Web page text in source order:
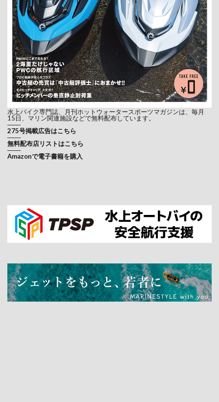
水上バイク専門誌、月刊ホットウォータースポーツマガジンは、毎月
15日、マリン関連施設などで無料配布しています。
───
275号掲載広告はこちら
───
無料配布店リストはこちら
───
Amazonで電子書籍を購入